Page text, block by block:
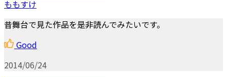
ももすけ
昔舞台で見た作品を是非読んでみたいです。
Good
2014/06/24